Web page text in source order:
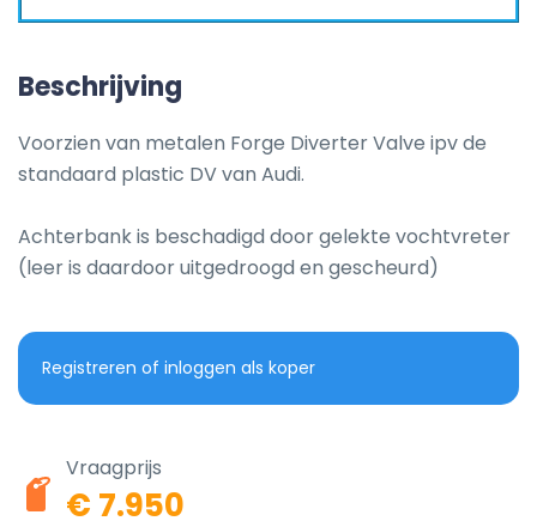
Beschrijving
Voorzien van metalen Forge Diverter Valve ipv de
standaard plastic DV van Audi.
Achterbank is beschadigd door gelekte vochtvreter
(leer is daardoor uitgedroogd en gescheurd)
Registreren of inloggen als koper
Vraagprijs
€ 7.950